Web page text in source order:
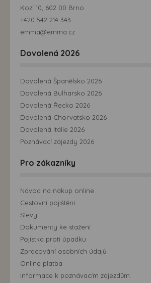
Kozí 10, 602 00 Brno
+420 542 214 343
emma@emma.cz
Dovolená 2026
Dovolená Španělsko 2026
Dovolená Bulharsko 2026
Dovolená Řecko 2026
Dovolená Chorvatsko 2026
Dovolená Itálie 2026
Poznávací zájezdy 2026
Pro zákazníky
Návod na nákup online
Cestovní pojištění
Slevy
Dokumenty ke stažení
Pojistka proti úpadku
Zpracování osobních údajů
Online platba
Informace k poznávacím zájezdům